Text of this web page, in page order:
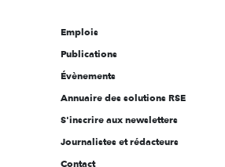
Emplois
Publications
Évènements
Annuaire des solutions RSE
S'inscrire aux newsletters
Journalistes et rédacteurs
Contact